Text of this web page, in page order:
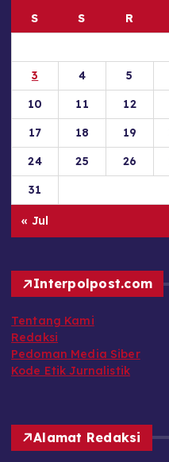
S S R
3
4 5
10
11 12
17
18 19
24
25 26
31
« Jul
Interpolpost.com
Tentang Kami
Redaksi
Pedoman Media Siber
Kode Etik Jurnalistik
Alamat Redaksi